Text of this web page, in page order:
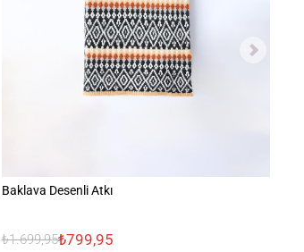
Baklava Desenli Atkı
₺1.699,95₺799,95